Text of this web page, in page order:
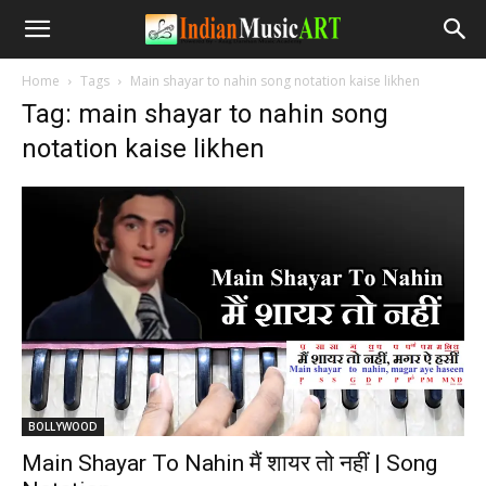
Home Tags Main shayar to nahin song notation kaise likhen
Tag: main shayar to nahin song
notation kaise likhen
BOLLYWOOD
Main Shayar To Nahin मैं शायर तो नहीं | Song